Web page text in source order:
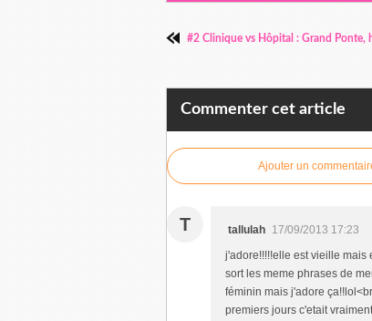
#2 Clinique vs Hôpital : Grand Ponte,
Commenter cet article
Ajouter un
T tallulah 17/09/2013 17:23
j'adore!!!!!elle est vieille mais
sort les meme phrases de
féminin mais j'adore
premiers jours c'etait